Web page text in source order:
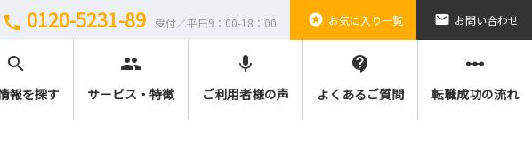
call 0120-5231-89 受付／平日9：00-18：00 stars お気に入り一覧 email お問い合わせ
search
報を探す
people
サービス・特徴
mic
ご利用者様の声
contact_support
よくあるご質問
linear_scale
転職成功の流れ